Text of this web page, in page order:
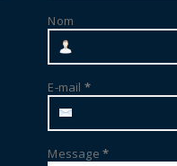
Nom
E-mail *
Message *